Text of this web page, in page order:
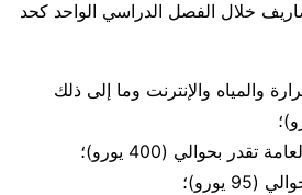
خلال الفصل الدراسي الواحد كحد
والمياه والإنترنت وما إلى ذلك
بحوالي (400 يورو)؛
يورو)؛